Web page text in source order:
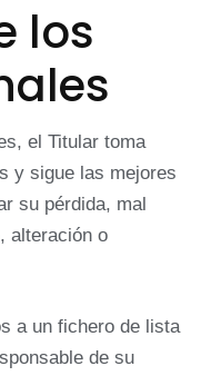
los
el Titular toma
y sigue las mejores
su pérdida, mal
alteración o
a un fichero de lista
de su